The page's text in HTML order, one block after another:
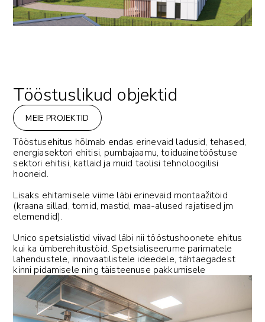
Tööstuslikud objektid
MEIE PROJEKTID
Tööstusehitus hõlmab endas erinevaid ladusid, tehased,
energiasektori ehitisi, pumbajaamu, toiduainetööstuse
sektori ehitisi, katlaid ja muid taolisi tehnoloogilisi
hooneid.
Lisaks ehitamisele viime läbi erinevaid montaažitöid
(kraana sillad, tornid, mastid, maa-alused rajatised jm
elemendid).
Unico spetsialistid viivad läbi nii tööstushoonete ehitus
kui ka ümberehitustöid. Spetsialiseerume parimatele
lahendustele, innovaatilistele ideedele, tähtaegadest
kinni pidamisele ning täisteenuse pakkumisele